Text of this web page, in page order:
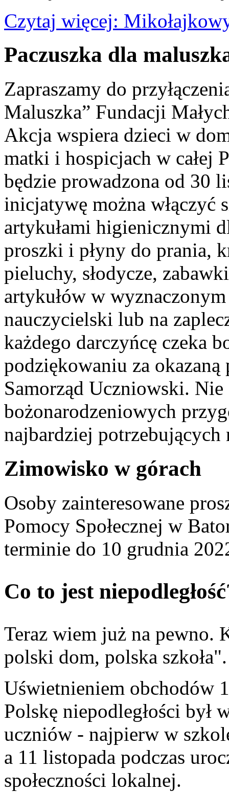
Czytaj więcej:
Paczuszka dla
Zapraszamy do
Maluszka” Fundacji
Akcja wspiera dzieci w
matki i hospicjach w całej
będzie prowadzona od 30
inicjatywę można włączyć
artykułami higienicznymi
proszki i płyny do prania,
pieluchy, słodycze,
artykułów w
nauczycielski lub na
każdego darczyńcę czeka
podziękowaniu za
Samorząd Uczniowski.
bożonarodzeniowych
najbardziej potrzebujących
Zimowisko w górach
Osoby zainteresowane
Pomocy Społecznej w
terminie do 10 grudnia
Co to jest
Teraz wiem już na pewno.
polski dom, polska szkoła".
Uświetnieniem obchodów
Polskę niepodległości był
uczniów - najpierw w
a 11 listopada podczas
społeczności lokalnej.